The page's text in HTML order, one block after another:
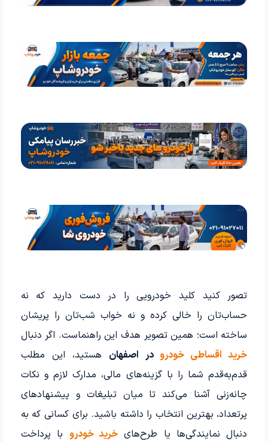
تصور کنید کلید خودرویی را در دست دارید که نه
حساب‌تان را خالی کرده و نه خواب شب‌تان را پریشان
ساخته است؛ همین تصویر هدف این راهنماست. اگر دنبال
خرید اقساطی خودرو در اصفهان هستید، این مطلب
قدم‌به‌قدم شما را با گزینه‌های مالی، مدارک لازم و نکات
چانه‌زنی آشنا می‌کند تا میان تبلیغات و پیشنهادهای
پرتعداد، بهترین انتخاب را داشته باشید. برای کسانی که به
دنبال نمایندگی‌ها یا طرح‌هایخرید خودرو با پرداخت